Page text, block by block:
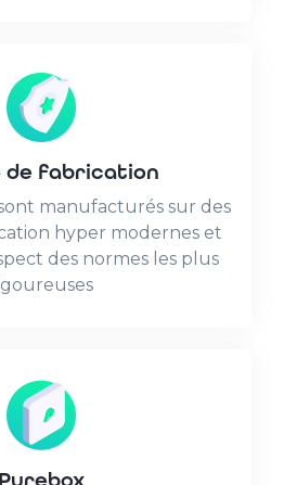
de fabrication
manufacturés sur des
hyper modernes et
des normes les plus
Purebox